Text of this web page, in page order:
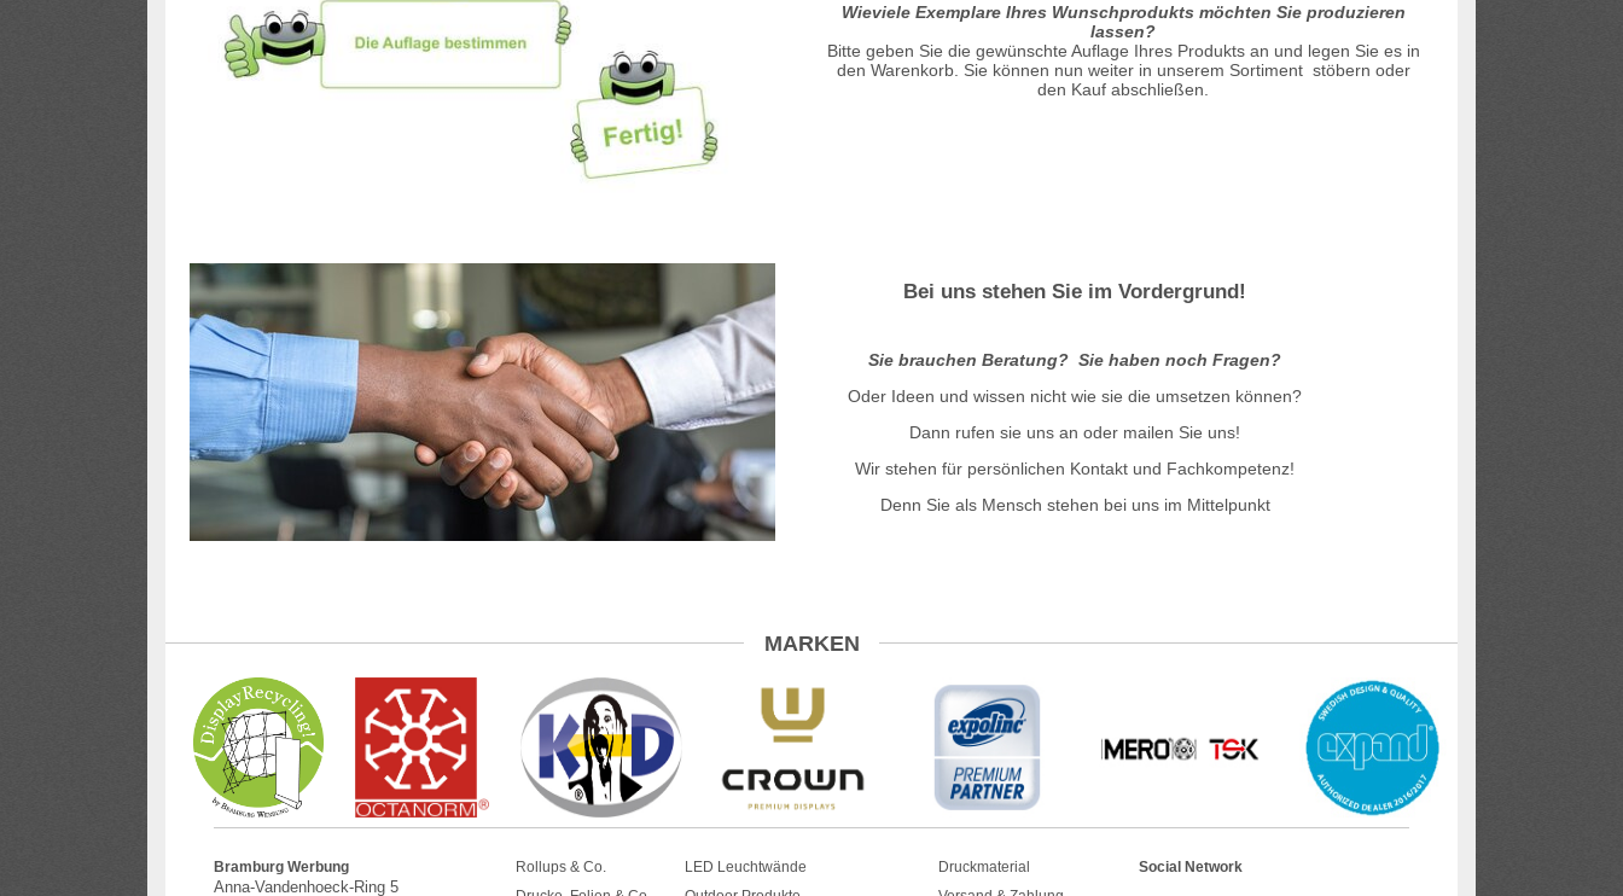
Wieviele Exemplare Ihres Wunschprodukts möchten Sie produzieren
lassen?
Bitte geben Sie die gewünschte Auflage Ihres Produkts an und legen Sie es in
den Warenkorb. Sie können nun weiter in unserem Sortiment stöbern oder
den Kauf abschließen.
Bei uns stehen Sie im Vordergrund!
Sie brauchen Beratung? Sie haben noch Fragen?
Oder Ideen und wissen nicht wie sie die umsetzen können?
Dann rufen sie uns an oder mailen Sie uns!
Wir stehen für persönlichen Kontakt und Fachkompetenz!
Denn Sie als Mensch stehen bei uns im Mittelpunkt
MARKEN
Bramburg Werbung
Anna-Vandenhoeck-Ring 5
Rollups & Co.
LED Leuchtwände
Druckmaterial
Social Network